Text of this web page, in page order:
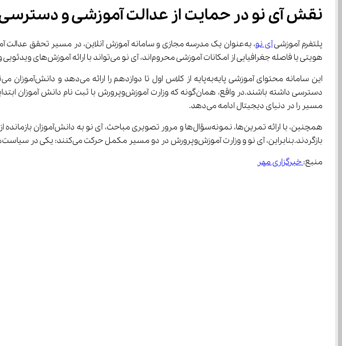
نقش آی‌ نو در حمایت از عدالت آموزشی و دسترسی برابر به یادگیری
پلتفرم آموزشی آی نو
، به‌عنوان یک مدرسه مجازی و سامانه آموزش آنلاین، در مسیر تحقق
هویتی یا فاصله جغرافیایی از امکانات آموزشی محروم‌اند، آی ‌نو می‌تواند با ارائه آموزش‌های ویدئویی و تعاملی، دسترسی به یادگیری را برای همه فراهم کند.
مسیر را در دنیای دیجیتال ادامه می‌دهد.
بازگردند.بنابراین، آی‌ نو و وزارت آموزش‌وپرورش در دو مسیر مکمل حرکت می‌کنند: یکی در سیاست‌های رسمی آموزش، و دیگری در ابزارهای نوین یادگیری.
منبع: خبرگزاری مهر